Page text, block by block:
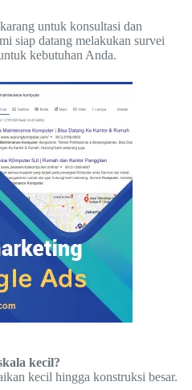
untuk konsultasi dan
siap datang melakukan survei
kebutuhan Anda.
kecil?
kecil hingga konstruksi besar.